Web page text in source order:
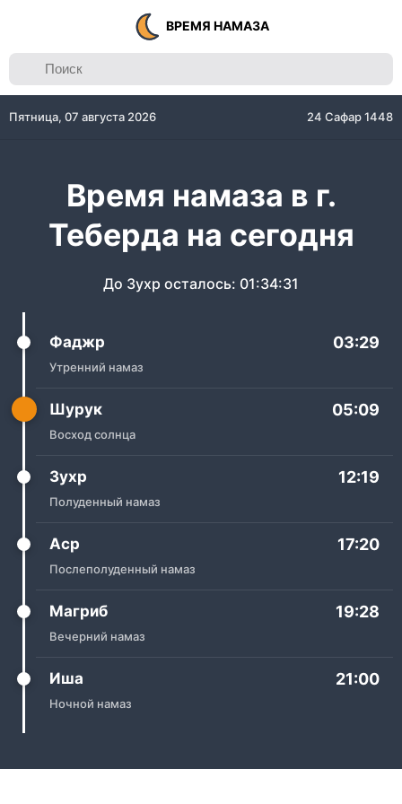
ВРЕМЯ НАМАЗА
Пятница, 07 августа 2026 24 Сафар 1448
Время намаза в г.
Теберда на сегодня
До Зухр осталось: 01:34:31
Фаджр 03:29
Утренний намаз
Шурук 05:09
Восход солнца
Зухр 12:19
Полуденный намаз
Аср 17:20
Послеполуденный намаз
Магриб 19:28
Вечерний намаз
Иша 21:00
Ночной намаз